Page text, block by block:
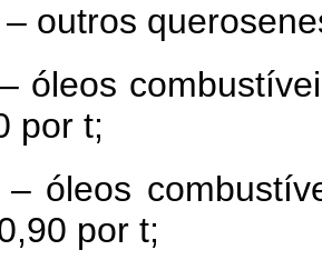
– outros
óleos
por t;
– óleos
por t;